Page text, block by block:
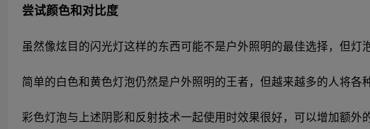
尝试颜色和对比度
虽然像炫目的闪光灯这样的东西可能不是户外照明的最佳选择，但灯
简单的白色和黄色灯泡仍然是户外照明的王者，但越来越多的人将各
彩色灯泡与上述阴影和反射技术一起使用时效果很好，可以增加额外